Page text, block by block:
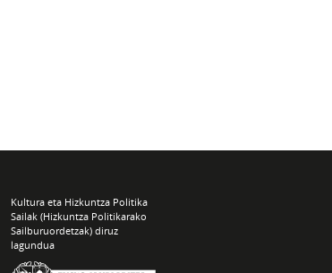
Kultura eta Hizkuntza Politika
Sailak (Hizkuntza Politikarako
Sailburuordetzak) diruz
lagundua